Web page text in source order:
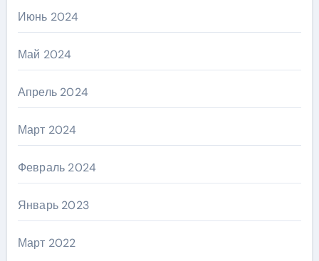
Июнь 2024
Май 2024
Апрель 2024
Март 2024
Февраль 2024
Январь 2023
Март 2022